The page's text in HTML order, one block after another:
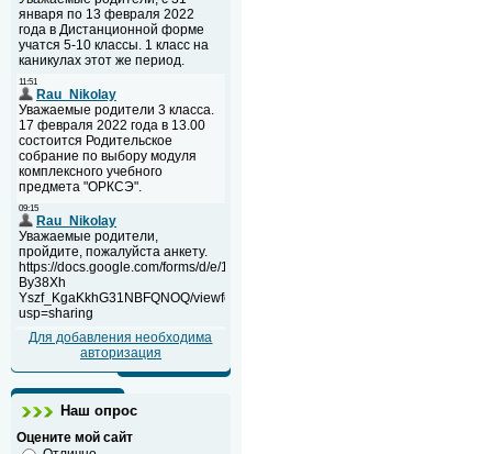
Для добавления необходима
авторизация
Наш опрос
Оцените мой сайт